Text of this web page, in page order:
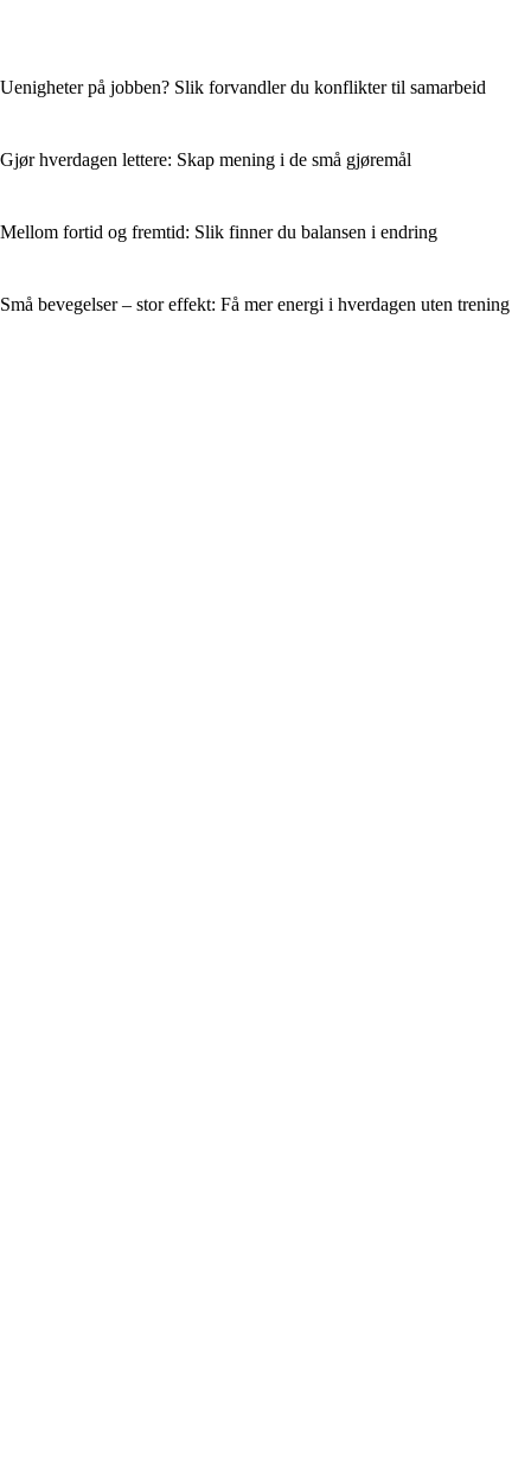
Uenigheter på jobben? Slik forvandler du konflikter til samarbeid
Gjør hverdagen lettere: Skap mening i de små gjøremål
Mellom fortid og fremtid: Slik finner du balansen i endring
Små bevegelser – stor effekt: Få mer energi i hverdagen uten trening